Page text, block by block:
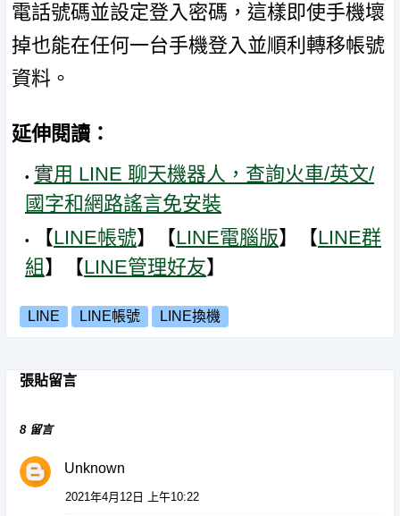
電話號碼並設定登入密碼，這樣即使手機壞
掉也能在任何一台手機登入並順利轉移帳號
資料。
延伸閱讀：
實用 LINE 聊天機器人，查詢火車/英文/
國字和網路謠言免安裝
【LINE帳號】【LINE電腦版】【LINE群
組 】【LINE管理好友】
LINE LINE帳號 LINE換機
張貼留言
8 留言
Unknown
2021年4月12日 上午10:22